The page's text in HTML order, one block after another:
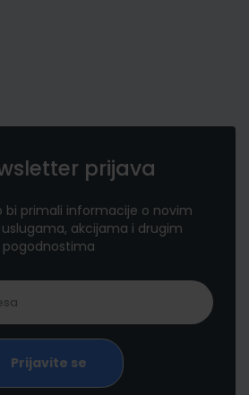
prijava
bi primali informacije o novim
akcijama i drugim
pogodnostima